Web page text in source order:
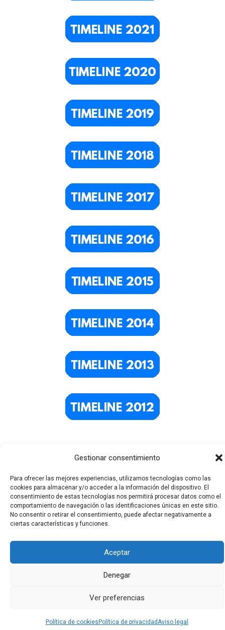
Gestionar consentimiento
Para ofrecer las mejores experiencias, utilizamos tecnologías como las
cookies para almacenar y/o acceder a la información del dispositivo. El
consentimiento de estas tecnologías nos permitirá procesar datos como el
comportamiento de navegación o las identificaciones únicas en este sitio.
No consentir o retirar el consentimiento, puede afectar negativamente a
ciertas características y funciones.
Aceptar
Denegar
Ver preferencias
Política de cookies Política de privacidadAviso legal
Todos los derechos © 2026 El Funerario Digital | Funciona
gracias a